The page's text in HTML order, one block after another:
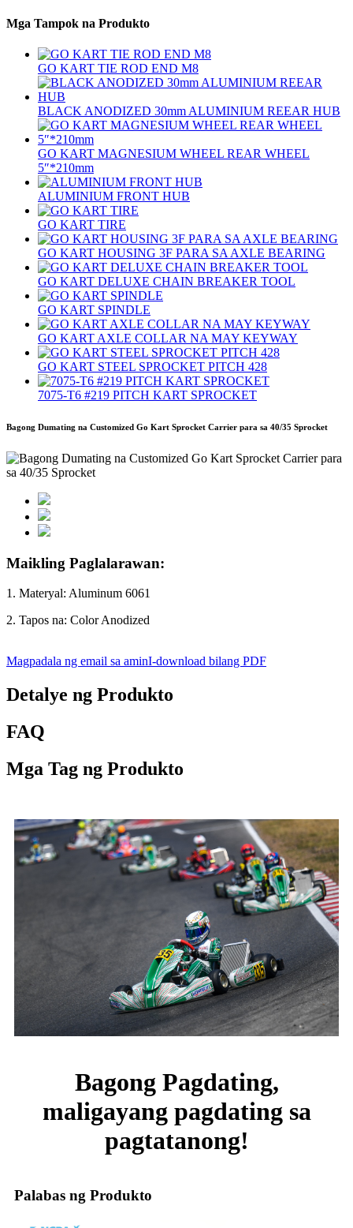
Mga Tampok na Produkto
GO KART TIE ROD END M8
BLACK ANODIZED 30mm ALUMINIUM REEAR HUB
GO KART MAGNESIUM WHEEL REAR WHEEL
5″*210mm
ALUMINIUM FRONT HUB
GO KART TIRE
GO KART HOUSING 3F PARA SA AXLE BEARING
GO KART DELUXE CHAIN ​​BREAKER TOOL
GO KART SPINDLE
GO KART AXLE COLLAR NA MAY KEYWAY
GO KART STEEL SPROCKET PITCH 428
7075‐T6 #219 PITCH KART SPROCKET
Bagong Dumating na Customized Go Kart Sprocket Carrier para sa 40/35 Sprocket
Maikling Paglalarawan:
1. Materyal: Aluminum 6061
2. Tapos na: Color Anodized
Magpadala ng email sa aminI-download bilang PDF
Detalye ng Produkto
FAQ
Mga Tag ng Produkto
Bagong Pagdating,
maligayang pagdating sa
pagtatanong!
Palabas ng Produkto